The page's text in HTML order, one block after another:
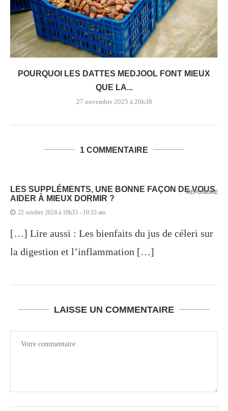
POURQUOI LES DATTES MEDJOOL FONT MIEUX
QUE LA...
27 novembre 2025 à 20h38
1 COMMENTAIRE
LES SUPPLÉMENTS, UNE BONNE FAÇON DE VOUS
AIDER À MIEUX DORMIR ?
22 octobre 2024 à 10h33 - 10:33 am
[…] Lire aussi : Les bienfaits du jus de céleri sur
la digestion et l’inflammation […]
RÉPONDRE
LAISSE UN COMMENTAIRE